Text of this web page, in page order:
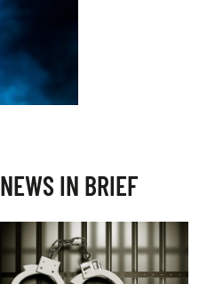
NEWS IN BRIEF